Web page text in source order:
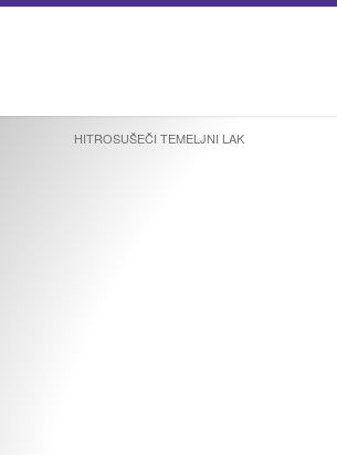
HITROSUŠEČI TEMELJNI LAK